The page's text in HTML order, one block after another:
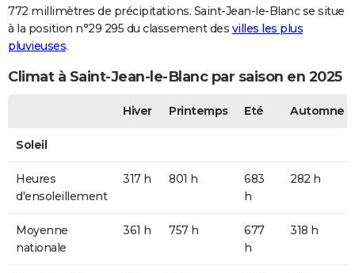
772 millimètres de précipitations. Saint-Jean-le-Blanc se situe
à la position n°29 295 du classement des villes les plus
pluvieuses.
Climat à Saint-Jean-le-Blanc par saison en 2025
Hiver Printemps Eté Automne
Soleil
Heures
d'ensoleillement
317 h 801 h
683
h
282 h
Moyenne
nationale
361 h 757 h
677
h
318 h